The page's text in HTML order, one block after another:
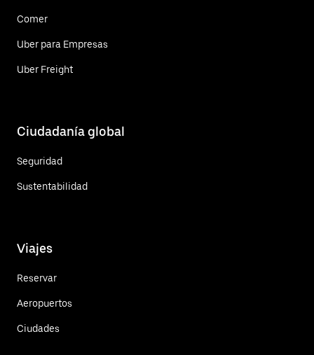
Comer
Uber para Empresas
Uber Freight
Ciudadanía global
Seguridad
Sustentabilidad
Viajes
Reservar
Aeropuertos
Ciudades